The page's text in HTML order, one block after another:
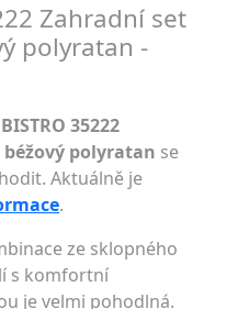
Zahradní set
polyratan -
35222
polyratan se
Aktuálně je
.
ze sklopného
s komfortní
je velmi pohodlná.